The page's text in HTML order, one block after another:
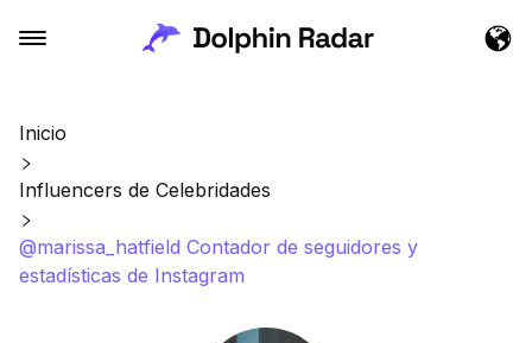
Inicio
Influencers de Celebridades
@marissa_hatfield Contador de seguidores y
estadísticas de Instagram